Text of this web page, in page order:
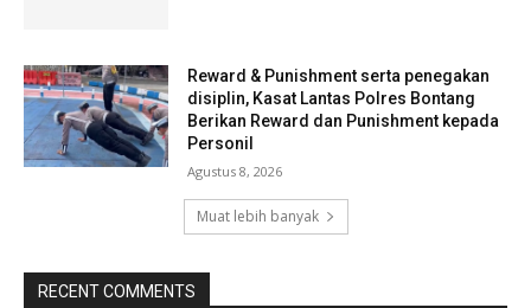
Reward & Punishment serta penegakan
disiplin, Kasat Lantas Polres Bontang
Berikan Reward dan Punishment kepada
Personil
Agustus 8, 2026
Muat lebih banyak
RECENT COMMENTS